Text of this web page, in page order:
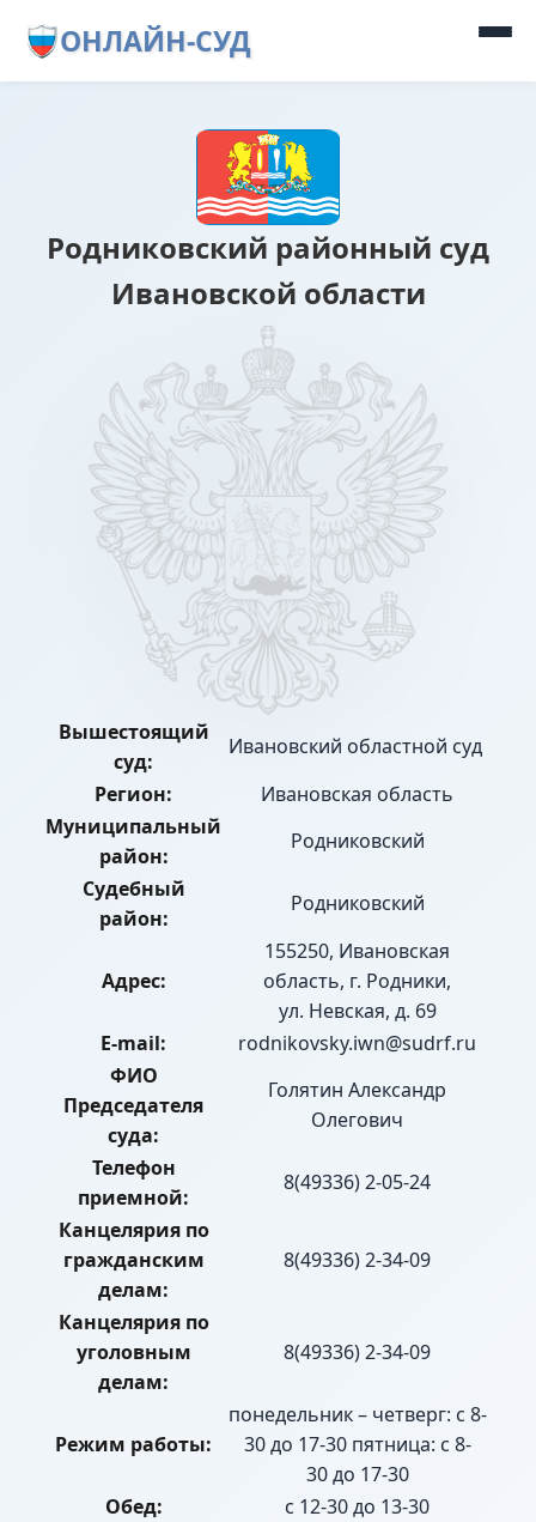
ОНЛАЙН-СУД
Родниковский районный суд
Ивановской области
Вышестоящий
суд:
Ивановский областной суд
Регион:
Ивановская область
Муниципальный
район:
Родниковский
Судебный
район:
Родниковский
Адрес:
155250, Ивановская
область, г. Родники,
ул. Невская, д. 69
E-mail:
rodnikovsky.iwn@sudrf.ru
ФИО
Председателя
суда:
Голятин Александр
Олегович
Телефон
приемной:
8(49336) 2-05-24
Канцелярия по
гражданским
делам:
8(49336) 2-34-09
Канцелярия по
уголовным
делам:
8(49336) 2-34-09
Режим работы:
понедельник – четверг: с 8-
30 до 17-30 пятница: с 8-
30 до 17-30
Обед:
с 12-30 до 13-30